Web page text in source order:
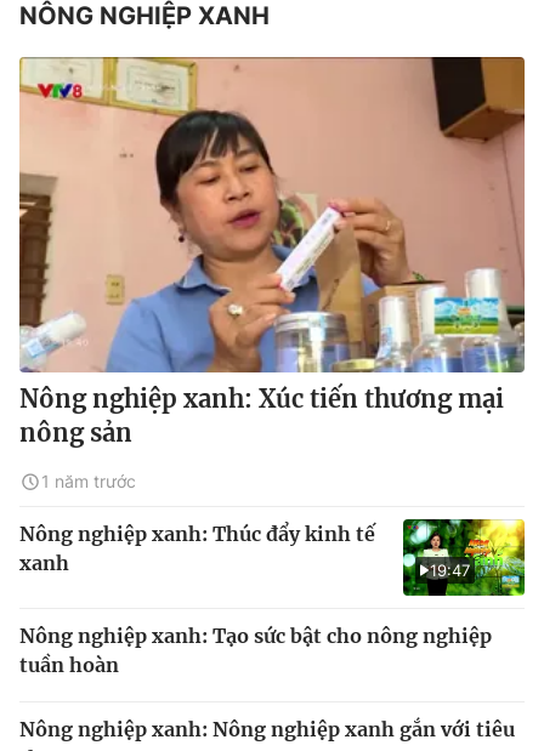
NÔNG NGHIỆP XANH
Nông nghiệp xanh: Xúc tiến thương mại
nông sản
1 năm trước
19:47
Nông nghiệp xanh: Thúc đẩy kinh tế
xanh
Nông nghiệp xanh: Tạo sức bật cho nông nghiệp
tuần hoàn
Nông nghiệp xanh: Nông nghiệp xanh gắn với tiêu